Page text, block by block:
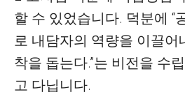
할 수 있었습니다. 덕분에 “
로 내담자의 역량을 이끌어
착을 돕는다.”는 비전을 수
고 다닙니다.